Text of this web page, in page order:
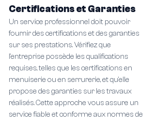
Certifications et Garanties
Un service professionnel doit pouvoir
fournir des certifications et des garanties
sur ses prestations. Vérifiez que
l'entreprise possède les qualifications
requises, telles que les certifications en
menuiserie ou en serrurerie, et qu'elle
propose des garanties sur les travaux
réalisés. Cette approche vous assure un
service fiable et conforme aux normes de